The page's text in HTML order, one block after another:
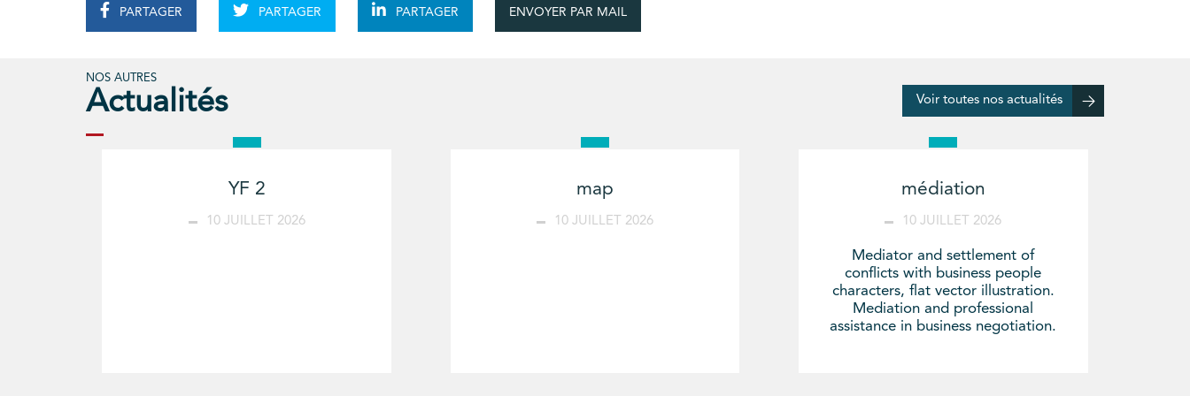
PARTAGER PARTAGER PARTAGER ENVOYER PAR MAIL
NOS AUTRES
Actualités Voir toutes nos actualités
YF 2
10 JUILLET 2026
map
10 JUILLET 2026
médiation
10 JUILLET 2026
Mediator and settlement of
conflicts with business people
characters, flat vector illustration.
Mediation and professional
assistance in business negotiation.